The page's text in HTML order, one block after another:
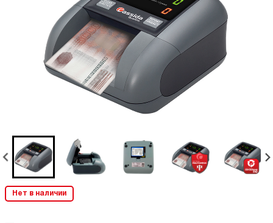
Нет в наличии